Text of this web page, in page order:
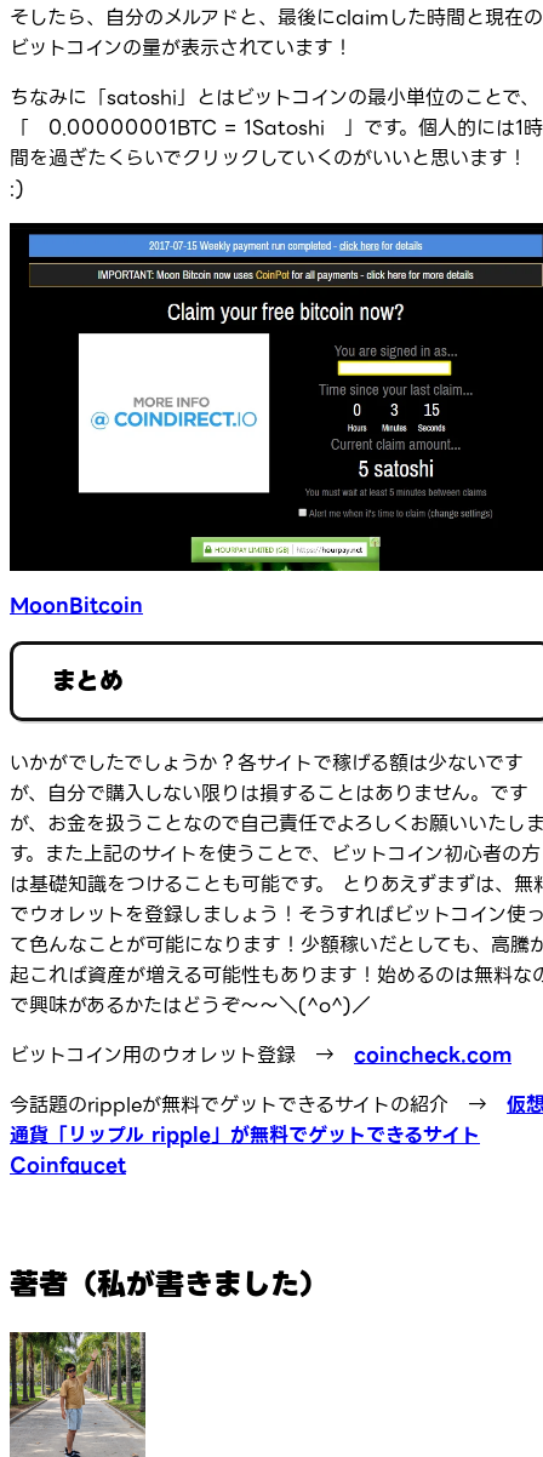
そしたら、自分のメルアドと、最後にclaimした時間と現在の
ビットコインの量が表示されています！
ちなみに「satoshi」とはビットコインの最小単位のことで、
「 0.00000001BTC = 1Satoshi 」です。個人的には1時
間を過ぎたくらいでクリックしていくのがいいと思います！
:)
MoonBitcoin
まとめ
いかがでしたでしょうか？各サイトで稼げる額は少ないです
が、自分で購入しない限りは損することはありません。です
が、お金を扱うことなので自己責任でよろしくお願いいたし
す。また上記のサイトを使うことで、ビットコイン初心者の方
は基礎知識をつけることも可能です。 とりあえずまずは、無
でウォレットを登録しましょう！そうすればビットコイン使
て色んなことが可能になります！少額稼いだとしても、高騰
起これば資産が増える可能性もあります！始めるのは無料な
で興味があるかたはどうぞ～～＼(^o^)／
ビットコイン用のウォレット登録 → coincheck.com
今話題のrippleが無料でゲットできるサイトの紹介 → 仮
通貨「リップル ripple」が無料でゲットできるサイト
Coinfaucet
著者（私が書きました）